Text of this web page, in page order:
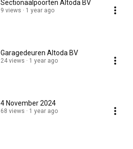
Sectionaalpoorten Altoda BV
9 views 1 year ago
Garagedeuren Altoda BV
24 views 1 year ago
4 November 2024
68 views 1 year ago